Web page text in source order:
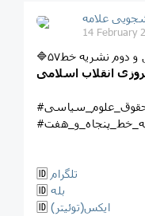
علامه
14 February
و دوم نشریه خط۵۷
انقلاب اسلامی
🆔 تلگرام
🆔بله
🆔ایکس(توئیتر)